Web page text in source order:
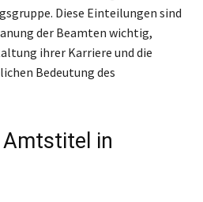
Diese Einteilungen sind
der Beamten wichtig,
ihrer Karriere und die
Bedeutung des
in